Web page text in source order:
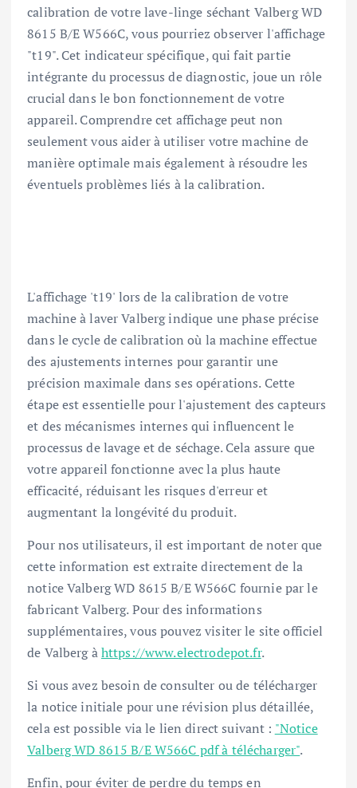
calibration de votre lave-linge séchant Valberg WD
8615 B/E W566C, vous pourriez observer l'affichage
"t19". Cet indicateur spécifique, qui fait partie
intégrante du processus de diagnostic, joue un rôle
crucial dans le bon fonctionnement de votre
appareil. Comprendre cet affichage peut non
seulement vous aider à utiliser votre machine de
manière optimale mais également à résoudre les
éventuels problèmes liés à la calibration.
L'affichage 't19' lors de la calibration de votre
machine à laver Valberg indique une phase précise
dans le cycle de calibration où la machine effectue
des ajustements internes pour garantir une
précision maximale dans ses opérations. Cette
étape est essentielle pour l'ajustement des capteurs
et des mécanismes internes qui influencent le
processus de lavage et de séchage. Cela assure que
votre appareil fonctionne avec la plus haute
efficacité, réduisant les risques d'erreur et
augmentant la longévité du produit.
Pour nos utilisateurs, il est important de noter que
cette information est extraite directement de la
notice Valberg WD 8615 B/E W566C fournie par le
fabricant Valberg. Pour des informations
supplémentaires, vous pouvez visiter le site officiel
de Valberg àhttps://www.electrodepot.fr.
Si vous avez besoin de consulter ou de télécharger
la notice initiale pour une révision plus détaillée,
cela est possible via le lien direct suivant : "Notice
Valberg WD 8615 B/E W566C pdf à télécharger".
Enfin, pour éviter de perdre du temps en